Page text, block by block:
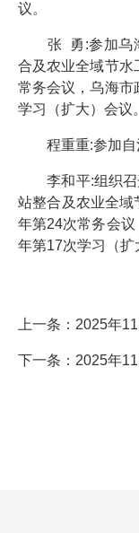
议。
张 勇:参加乌海
合及农业全域节水
常务会议，乌海市
学习（扩大）会议。
程重重:参加自
李和平:组织召
站整合及农业全
年第24次常务会
年第17次学习（扩
上一条： 2025年
下一条： 2025年